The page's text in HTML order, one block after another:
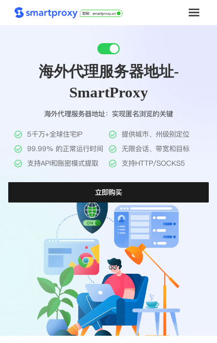
套餐购买
帮助中心
海外代理服务器地址-
SmartProxy
海外代理服务器地址：实现匿名浏览的关键
5千万+全球住宅IP
提供城市、州级别定位
99.99% 的正常运行时间
无限会话、带宽和目标
支持API和账密模式提取
支持HTTP/SOCKS5
立即购买